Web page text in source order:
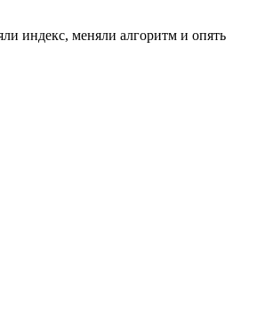
индекс, меняли алгоритм и опять